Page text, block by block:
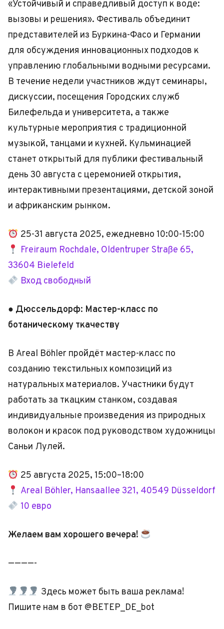
«Устойчивый и справедливый доступ к воде:
вызовы и решения». Фестиваль объединит
представителей из Буркина-Фасо и Германии
для обсуждения инновационных подходов к
управлению глобальными водными ресурсами.
В течение недели участников ждут семинары,
дискуссии, посещения Городских служб
Билефельда и университета, а также
культурные мероприятия с традиционной
музыкой, танцами и кухней. Кульминацией
станет открытый для публики фестивальный
день 30 августа с церемонией открытия,
интерактивными презентациями, детской зоной
и африканским рынком.
25-31 августа 2025, ежедневно 10:00-15:00
Freiraum Rochdale, Oldentruper Straße 65,
33604 Bielefeld
Вход свободный
● Дюссельдорф: Мастер-класс по
ботаническому ткачеству
В Areal Böhler пройдёт мастер-класс по
созданию текстильных композиций из
натуральных материалов. Участники будут
работать за ткацким станком, создавая
индивидуальные произведения из природных
волокон и красок под руководством художницы
Саньи Лулей.
25 августа 2025, 15:00–18:00
Areal Böhler, Hansaallee 321, 40549 Düsseldorf
10 евро
Желаем вам хорошего вечера!
————-
Здесь может быть ваша реклама!
Пишите нам в бот @BETEP_DE_bot